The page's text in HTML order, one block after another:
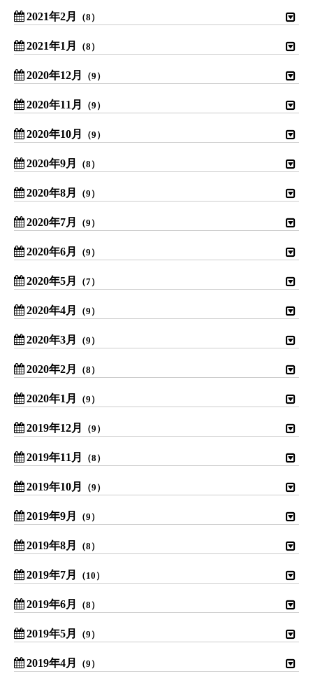
2021年2月 （8）
2021年1月 （8）
2020年12月 （9）
2020年11月 （9）
2020年10月 （9）
2020年9月 （8）
2020年8月 （9）
2020年7月 （9）
2020年6月 （9）
2020年5月 （7）
2020年4月 （9）
2020年3月 （9）
2020年2月 （8）
2020年1月 （9）
2019年12月 （9）
2019年11月 （8）
2019年10月 （9）
2019年9月 （9）
2019年8月 （8）
2019年7月 （10）
2019年6月 （8）
2019年5月 （9）
2019年4月 （9）